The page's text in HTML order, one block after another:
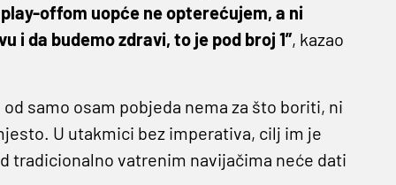
offom uopće ne opterećujem, a ni
i da budemo zdravi, to je pod broj 1”, kazao
samo osam pobjeda nema za što boriti, ni
U utakmici bez imperativa, cilj im je
tradicionalno vatrenim navijačima neće dati